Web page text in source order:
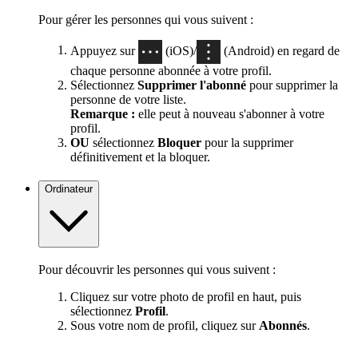
Pour gérer les personnes qui vous suivent :
Appuyez sur (iOS)/
(Android) en regard de
chaque personne abonnée à votre profil.
Sélectionnez Supprimer l'abonné pour supprimer la
personne de votre liste.
Remarque : elle peut à nouveau s'abonner à votre
profil.
OU sélectionnez Bloquer pour la supprimer
définitivement et la bloquer.
Ordinateur
Pour découvrir les personnes qui vous suivent :
Cliquez sur votre photo de profil en haut, puis
sélectionnez Profil.
Sous votre nom de profil, cliquez sur Abonnés.